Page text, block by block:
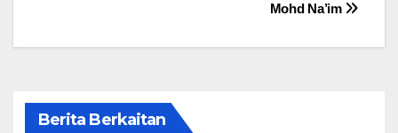
Mohd Na’im
Berita Berkaitan